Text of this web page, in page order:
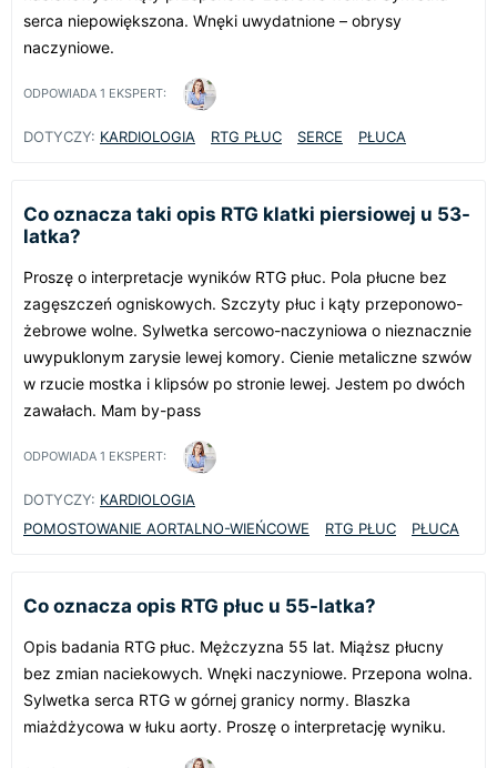
serca niepowiększona. Wnęki uwydatnione – obrysy
naczyniowe.
ODPOWIADA 1 EKSPERT:
DOTYCZY: KARDIOLOGIA RTG PŁUC SERCE PŁUCA
Co oznacza taki opis RTG klatki piersiowej u 53-
latka?
Proszę o interpretacje wyników RTG płuc. Pola płucne bez
zagęszczeń ogniskowych. Szczyty płuc i kąty przeponowo-
żebrowe wolne. Sylwetka sercowo-naczyniowa o nieznacznie
uwypuklonym zarysie lewej komory. Cienie metaliczne szwów
w rzucie mostka i klipsów po stronie lewej. Jestem po dwóch
zawałach. Mam by-pass
ODPOWIADA 1 EKSPERT:
DOTYCZY: KARDIOLOGIA
POMOSTOWANIE AORTALNO-WIEŃCOWE
RTG PŁUC PŁUCA
Co oznacza opis RTG płuc u 55-latka?
Opis badania RTG płuc. Mężczyzna 55 lat. Miąższ płucny
bez zmian naciekowych. Wnęki naczyniowe. Przepona wolna.
Sylwetka serca RTG w górnej granicy normy. Blaszka
miażdżycowa w łuku aorty. Proszę o interpretację wyniku.